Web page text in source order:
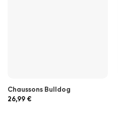
Chaussons Bulldog
26,99 €